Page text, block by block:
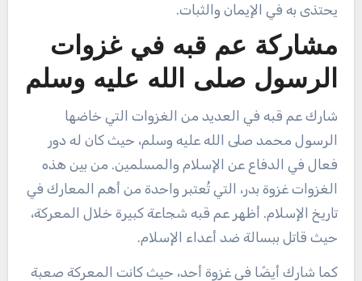
يحتذى به في الإيمان والثبات.
مشاركة عم قبه في غزوات
الرسول صلى الله عليه وسلم
شارك عم قبه في العديد من الغزوات التي خاضها
الرسول محمد صلى الله عليه وسلم، حيث كان له دور
فعال في الدفاع عن الإسلام والمسلمين. من بين هذه
الغزوات غزوة بدر، التي تُعتبر واحدة من أهم المعارك في
تاريخ الإسلام. أظهر عم قبه شجاعة كبيرة خلال المعركة،
حيث قاتل ببسالة ضد أعداء الإسلام.
كما شارك أيضًا في غزوة أحد، حيث كانت المعركة صعبة